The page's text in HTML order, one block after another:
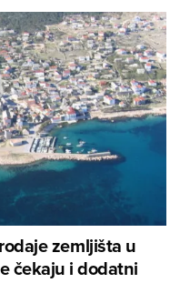
zemljišta u
čekaju i dodatni